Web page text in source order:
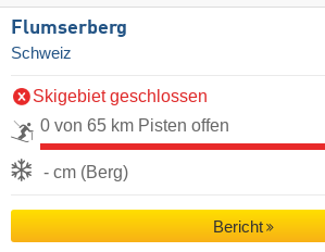
Flumserberg
Schweiz
Skigebiet geschlossen
0 von 65 km Pisten offen
- cm (Berg)
Bericht